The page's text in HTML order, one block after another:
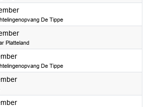
2025
De Tippe
2025
Platteland
2025
De Tippe
2025
2025